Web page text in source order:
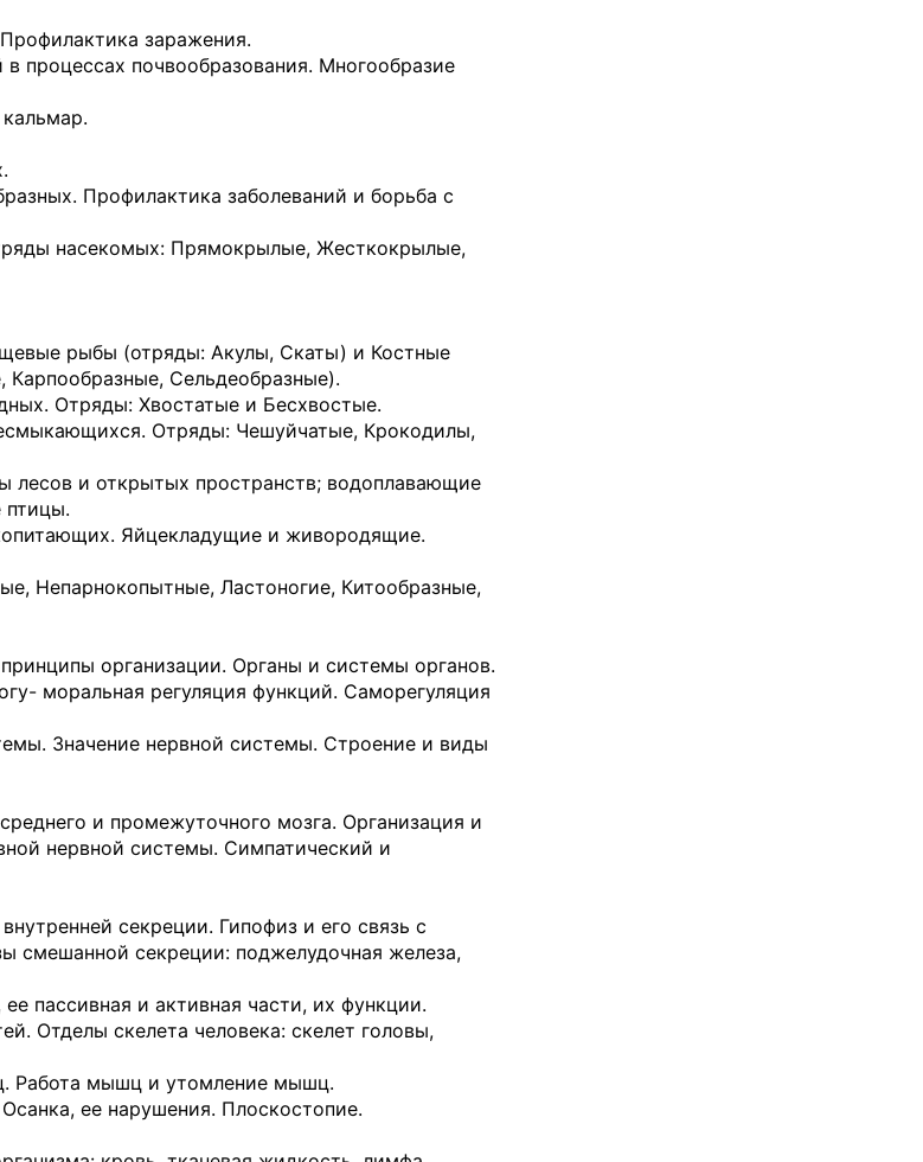
заражения.
процессах почвообразования. Многообразие
Профилактика заболеваний и борьба с
насекомых: Прямокрылые, Жесткокрылые,
рыбы (отряды: Акулы, Скаты) и Костные
Сельдеобразные).
Отряды: Хвостатые и Бесхвостые.
Отряды: Чешуйчатые, Крокодилы,
лесов и открытых пространств; водоплавающие
птицы.
Яйцекладущие и живородящие.
Непарнокопытные, Ластоногие, Китообразные,
организации. Органы и системы органов.
моральная регуляция функций. Саморегуляция
Значение нервной системы. Строение и виды
и промежуточного мозга. Организация и
нервной системы. Симпати­ческий и
секреции. Гипофиз и его связь с
смешанной секреции: поджелудочная же­леза,
пассивная и активная части, их функции.
Отделы скелета человека: скелет головы,
Работа мышц и утомление мышц.
ее нарушения. Плоскостопие.